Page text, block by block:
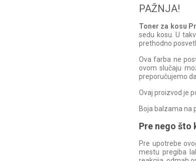
PAŽNJA!
Toner za kosu
sedu kosu. U
prethodno
Ova farba ne
ovom slučaju
preporučujemo
Ovaj proizvod je
Boja balzama na
Pre nego što
Pre upotrebe
mestu pregiba